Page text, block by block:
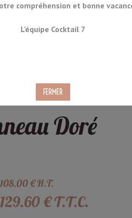
LA GLACE ORGANISATION
compréhension et bonne
L'équipe Cocktail 7
Doré
108.00€H.T.
129.60 €T.T.C.